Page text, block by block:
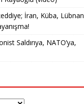
İran, Küba, Lübnan
Saldırıya, NATO’ya,